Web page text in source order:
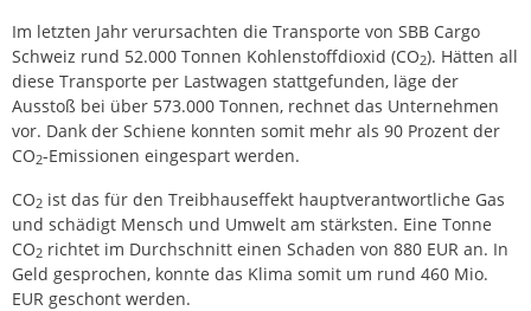
Im letzten Jahr verursachten die Transporte von SBB Cargo
Schweiz rund 52.000 Tonnen Kohlenstoffdioxid (CO2). Hätten all
diese Transporte per Lastwagen stattgefunden, läge der
Ausstoß bei über 573.000 Tonnen, rechnet das Unternehmen
vor. Dank der Schiene konnten somit mehr als 90 Prozent der
CO2-Emissionen eingespart werden.
CO2 ist das für den Treibhauseffekt hauptverantwortliche Gas
und schädigt Mensch und Umwelt am stärksten. Eine Tonne
CO2 richtet im Durchschnitt einen Schaden von 880 EUR an. In
Geld gesprochen, konnte das Klima somit um rund 460 Mio.
EUR geschont werden.